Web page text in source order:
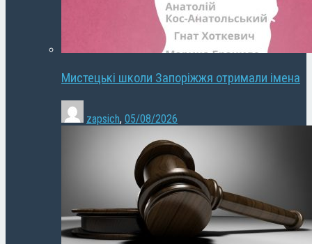
Мистецькі школи Запоріжжя отримали імена
zapsich, 05/08/2026